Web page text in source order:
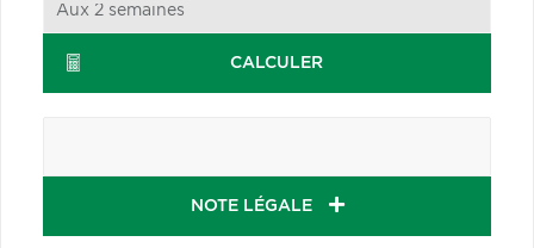
CALCULER
NOTE LÉGALE